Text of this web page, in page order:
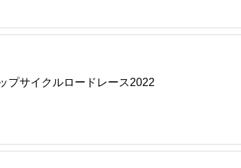
プサイクルロードレース2022